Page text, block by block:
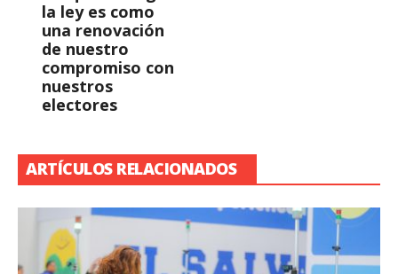
la ley es como
una renovación
de nuestro
compromiso con
nuestros
electores
ARTÍCULOS RELACIONADOS